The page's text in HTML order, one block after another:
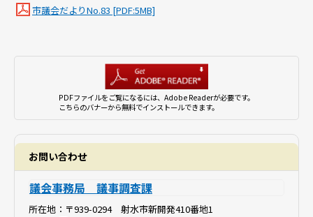
市議会だよりNo.83 [PDF:5MB]
PDFファイルをご覧になるには、Adobe Readerが必要です。
こちらのバナーから無料でインストールできます。
お問い合わせ
議会事務局 議事調査課
所在地： 〒939-0294 射水市新開発410番地1